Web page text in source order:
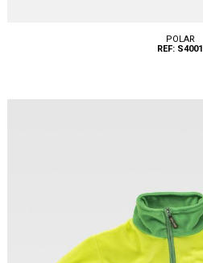
POLAR
REF: S4001